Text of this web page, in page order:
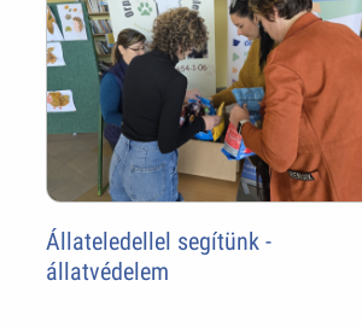
Állateledellel segítünk -
állatvédelem